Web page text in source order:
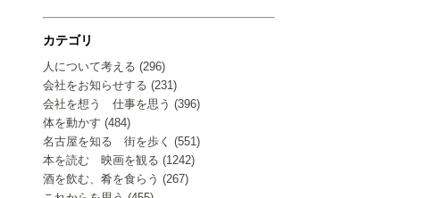
カテゴリ
人について考える (296)
会社をお知らせする (231)
会社を想う 仕事を思う (396)
体を動かす (484)
名古屋を知る 街を歩く (551)
本を読む 映画を観る (1242)
酒を飲む、肴を食らう (267)